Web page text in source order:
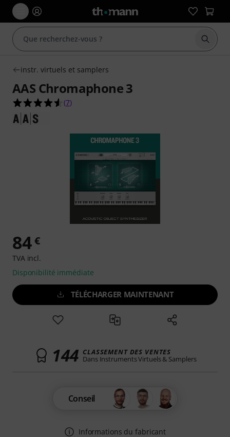
instr. virtuels et samplers
AAS Chromaphone 3
4.6 étoiles sur 5 d'après 7 évaluations clients
(7)
84€
TVA incl.
Disponibilité immédiate
TÉLÉCHARGER MAINTENANT
144 CLASSEMENT DES VENTES
Dans Instruments Virtuels & Samplers
Conseil
Informations du fabricant